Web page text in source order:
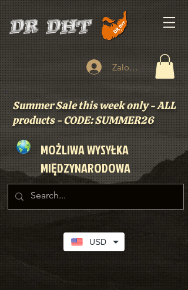
USD
Zaloguj się
Summer Sale this week only - ALL
products - CODE: SUMMER26
MOŻLIWA WYSYŁKA
MIĘDZYNARODOWA